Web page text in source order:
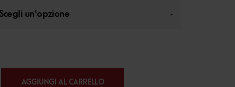
AGGIUNGI AL CARRELLO